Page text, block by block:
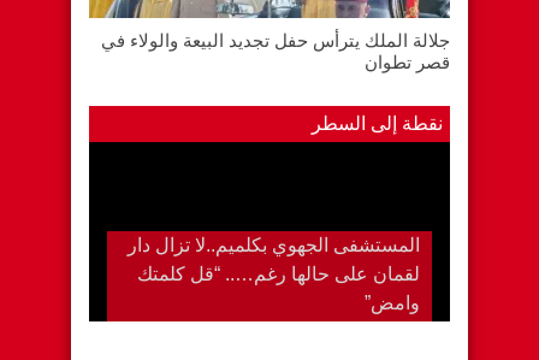
جلالة الملك يترأس حفل تجديد البيعة والولاء في
قصر تطوان
نقطة إلى السطر
المستشفى الجهوي بكلميم..لا تزال دار
لقمان على حالها رغم….. “قل كلمتك
وامض”